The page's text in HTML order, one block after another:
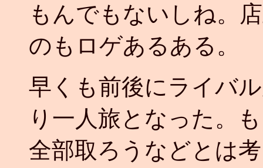
もんでもないしね。
のもロゲあるある。
早くも前後にライバ
り一人旅となった。
全部取ろうなどとは